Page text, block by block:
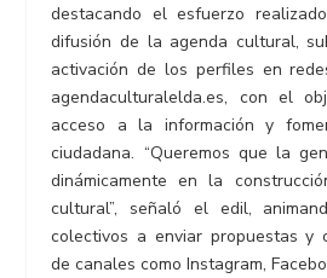
destacando el esfuerzo
difusión de la agenda cultural,
activación de los perfiles en
agendaculturalelda.es, con el
acceso a la información y
ciudadana. “Queremos que la
dinámicamente en la
cultural”, señaló el edil,
colectivos a enviar propuestas y
de canales como Instagram,